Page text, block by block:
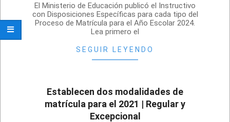
12-
15
El Ministerio de Educación publicó el Instructivo
con Disposiciones Específicas para cada tipo del
Proceso de Matrícula para el Año Escolar 2024.
Lea primero el
SEGUIR LEYENDO
Establecen dos modalidades de
matrícula para el 2021 | Regular y
Excepcional